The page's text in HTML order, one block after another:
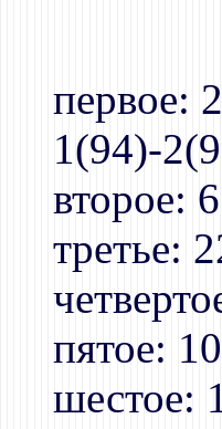
первое:
1(94)-
второе:
третье:
пятое:
шестое: